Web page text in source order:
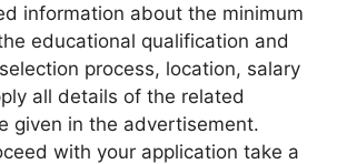
information about the minimum
educational qualification and
process, location, salary
all details of the related
given in the advertisement.
with your application take a